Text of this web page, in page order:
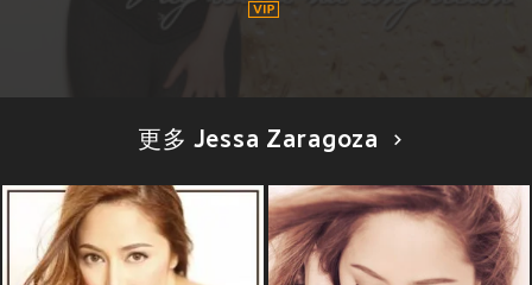
更多 Jessa Zaragoza